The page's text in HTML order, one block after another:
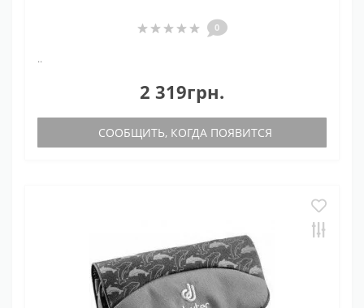
0
..
2 319грн.
СООБЩИТЬ, КОГДА ПОЯВИТСЯ